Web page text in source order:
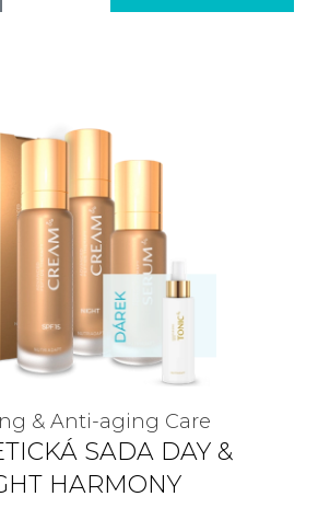
& Anti-aging Care
SADA DAY &
HARMONY